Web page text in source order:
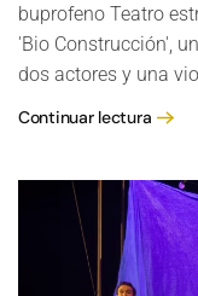
buprofeno Teatro
'Bio Construcción',
dos actores y una
Continuar lectura